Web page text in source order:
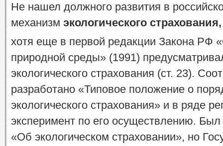
Не нашел должного развития в
механизм экологического страхования,
хотя еще в первой редакции Закона РФ
природной среды» (1991)
экологического страхования (ст. 23).
разработано «Типовое положение о
экологического страхования» и в ряде
эксперимент по его осуществлению. Был
«Об экологическом страховании», но